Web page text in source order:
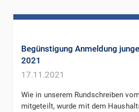
Begünstigung Anmeldung
2021
17.11.2021
Wie in unserem Rundschreiben
mitgeteilt, wurde mit dem